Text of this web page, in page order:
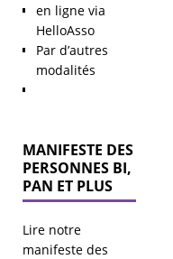
en ligne via
HelloAsso
Par d’autres
modalités
MANIFESTE DES
PERSONNES BI,
PAN ET PLUS
Lire notre
manifeste des